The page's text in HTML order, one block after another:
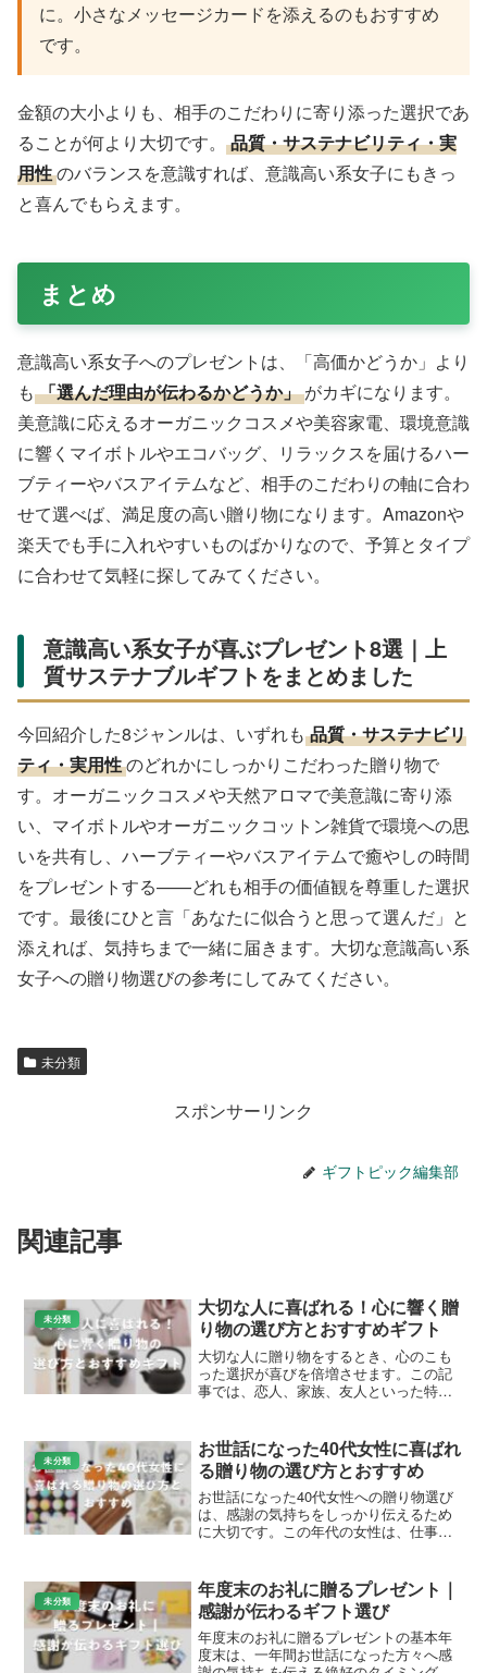
に。小さなメッセージカードを添えるのもおすすめ
です。
金額の大小よりも、相手のこだわりに寄り添った選択であ
ることが何より大切です。
品質・サステナビリティ・実
用性のバランスを意識すれば、意識高い系女子にもきっ
と喜んでもらえます。
まとめ
意識高い系女子へのプレゼントは、「高価かどうか」より
も 「選んだ理由が伝わるかどうか」 がカギになります。
美意識に応えるオーガニックコスメや美容家電、環境意識
に響くマイボトルやエコバッグ、リラックスを届けるハー
ブティーやバスアイテムなど、相手のこだわりの軸に合わ
せて選べば、満足度の高い贈り物になります。Amazonや
楽天でも手に入れやすいものばかりなので、予算とタイプ
に合わせて気軽に探してみてください。
意識高い系女子が喜ぶプレゼント8選｜上
質サステナブルギフトをまとめました
今回紹介した8ジャンルは、いずれも 品質・サステナビリ
ティ・実用性のどれかにしっかりこだわった贈り物で
す。オーガニックコスメや天然アロマで美意識に寄り添
い、マイボトルやオーガニックコットン雑貨で環境への思
いを共有し、ハーブティーやバスアイテムで癒やしの時間
をプレゼントする——どれも相手の価値観を尊重した選択
です。最後にひと言「あなたに似合うと思って選んだ」と
添えれば、気持ちまで一緒に届きます。大切な意識高い系
女子への贈り物選びの参考にしてみてください。
未分類
スポンサーリンク
ギフトピック編集部
関連記事
未分類
大切な人に喜ばれる！心に響く贈
り物の選び方とおすすめギフト
大切な人に贈り物をするとき、心のこも
った選択が喜びを倍増させます。この記
事では、恋人、家族、友人といった特別
して紹介します。相手の好みや関係性を
考慮したアイテムを選ぶ...
未分類
お世話になった40代女性に喜ばれ
る贈り物の選び方とおすすめ
お世話になった40代女性への贈り物選び
は、感謝の気持ちをしっかり伝えるため
に大切です。この年代の女性は、仕事や
が喜ばれます。Amazonや楽天市場で人気
の商品を中心に、...
未分類
年度末のお礼に贈るプレゼント｜
感謝が伝わるギフト選び
年度末のお礼に贈るプレゼントの基本年
度末は、一年間お世話になった方々へ感